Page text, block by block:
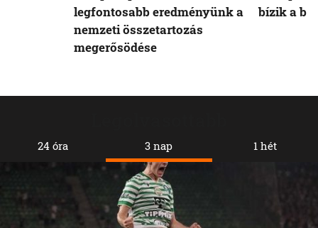
24 óra 3 nap 1 hét
legfontosabb eredményünk a
nemzeti összetartozás
megerősödése
bízik a